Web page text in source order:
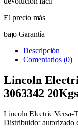
El precio más
bajo Garantía
Descripción
Comentarios (0)
Lincoln
3063342 20Kgs
Lincoln Electric Versa-
Distribuidor autorizado